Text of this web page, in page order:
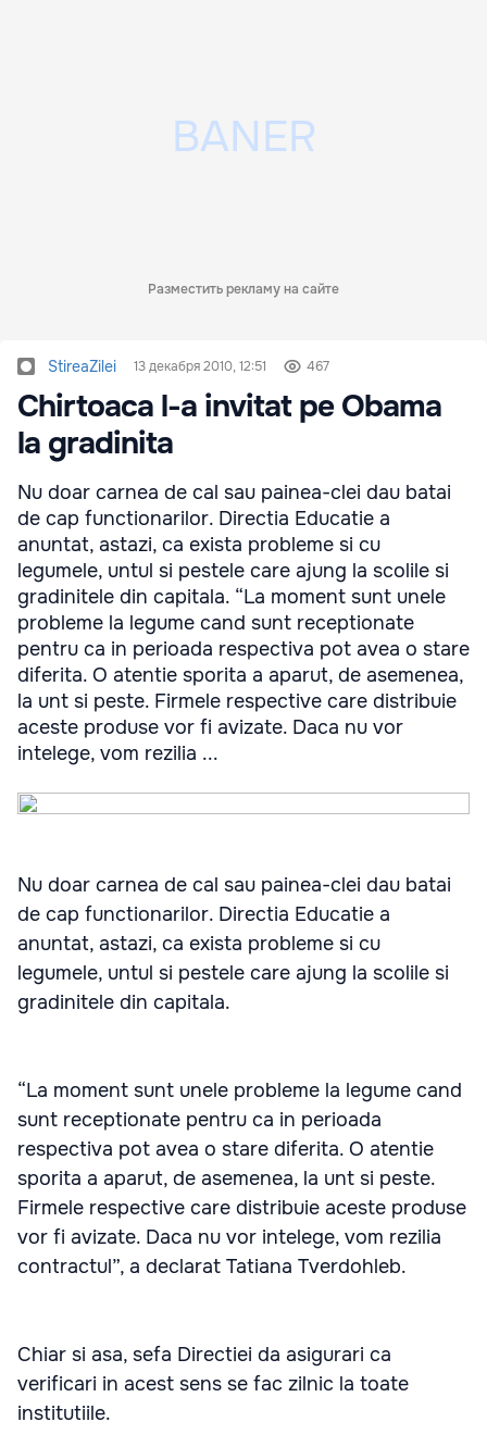
Разместить рекламу на сайте
StireaZilei 13 декабря 2010, 12:51 467
Chirtoaca l-a invitat pe Obama
la gradinita
Nu doar carnea de cal sau painea-clei dau batai
de cap functionarilor. Directia Educatie a
anuntat, astazi, ca exista probleme si cu
legumele, untul si pestele care ajung la scolile si
gradinitele din capitala. “La moment sunt unele
probleme la legume cand sunt receptionate
pentru ca in perioada respectiva pot avea o stare
diferita. O atentie sporita a aparut, de asemenea,
la unt si peste. Firmele respective care distribuie
aceste produse vor fi avizate. Daca nu vor
intelege, vom rezilia ...
Nu doar carnea de cal sau painea-clei dau batai
de cap functionarilor. Directia Educatie a
anuntat, astazi, ca exista probleme si cu
legumele, untul si pestele care ajung la scolile si
gradinitele din capitala.
“La moment sunt unele probleme la legume cand
sunt receptionate pentru ca in perioada
respectiva pot avea o stare diferita. O atentie
sporita a aparut, de asemenea, la unt si peste.
Firmele respective care distribuie aceste produse
vor fi avizate. Daca nu vor intelege, vom rezilia
contractul”, a declarat Tatiana Tverdohleb.
Chiar si asa, sefa Directiei da asigurari ca
verificari in acest sens se fac zilnic la toate
institutiile.